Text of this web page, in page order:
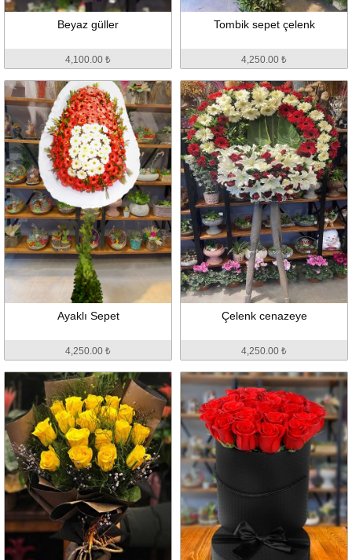
Beyaz güller
4,100.00 ₺
Tombik sepet çelenk
4,250.00 ₺
Ayaklı Sepet
4,250.00 ₺
Çelenk cenazeye
4,250.00 ₺